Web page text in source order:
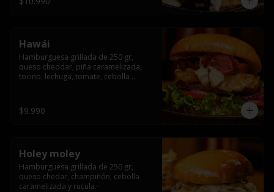
Hawái
Hamburguesa grillada de 250 gr,
queso cheddar, piña caramelizada,
tocino, lechuga, tomate, cebolla
$9.990
Holey moley
Hamburguesa grillada de 250 gr,
queso chedar, champiñón, cebolla
caramelizada y rucula.-